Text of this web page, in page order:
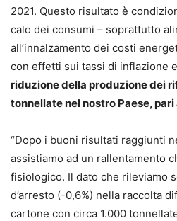
2021. Questo risultato è
calo dei consumi – soprattutto
all’innalzamento dei costi
con effetti sui tassi di inflazione
riduzione della produzione dei
tonnellate nel nostro Paese,
“Dopo i buoni risultati raggiunti
assistiamo ad un rallentamento
fisiologico. Il dato che rileviamo
d’arresto (-0,6%) nella raccolta
cartone con circa 1.000